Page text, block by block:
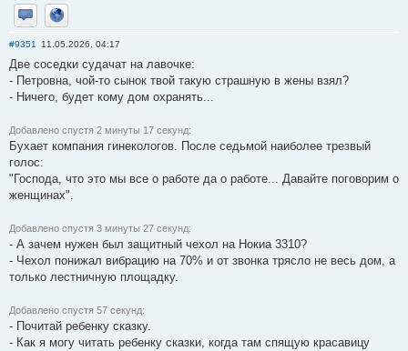
Отправить личное сообщение
Сайт
#9351 11.05.2026, 04:17
Две соседки судачат на лавочке:
- Петровна, чой-то сынок твой такую страшную в жены взял?
- Ничего, будет кому дом охранять...
Добавлено спустя 2 минуты 17 секунд:
Бухает компания гинекологов. После седьмой наиболее трезвый
голос:
"Господа, что это мы все о работе да о работе... Давайте поговорим о
женщинах".
Добавлено спустя 3 минуты 27 секунд:
- А зачем нужен был защитный чехол на Нокиа 3310?
- Чехол понижал вибрацию на 70% и от звонка трясло не весь дом, а
только лестничную площадку.
Добавлено спустя 57 секунд:
- Почитай ребенку сказку.
- Как я могу читать ребенку сказки, когда там спящую красавицу